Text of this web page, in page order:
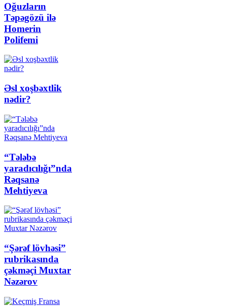
Oğuzların
Təpəgözü ilə
Homerin
Polifemi
Əsl xoşbəxtlik
nədir?
“Tələbə
yaradıcılığı”nda
Rəqsanə
Mehtiyeva
“Şərəf lövhəsi”
rubrikasında
çəkməçi Muxtar
Nəzərov